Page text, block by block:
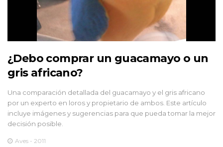
¿Debo comprar un guacamayo o un
gris africano?
Una comparación detallada del guacamayo y el gris africano
por un experto en loros y propietario de ambos. Este artículo
incluye imágenes y sugerencias para que pueda tomar la mejor
decisión posible.
Aves - 2011